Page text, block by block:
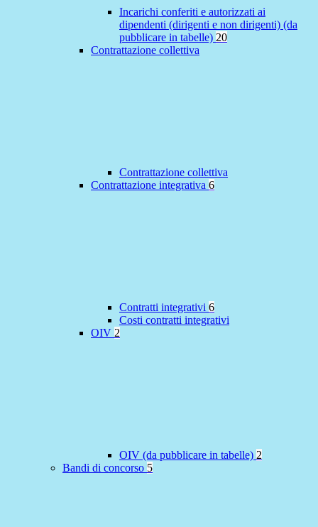
Incarichi conferiti e autorizzati ai
dipendenti (dirigenti e non dirigenti) (da
pubblicare in tabelle) 20
Contrattazione collettiva
Contrattazione collettiva
Contrattazione integrativa 6
Contratti integrativi 6
Costi contratti integrativi
OIV 2
OIV (da pubblicare in tabelle) 2
Bandi di concorso 5